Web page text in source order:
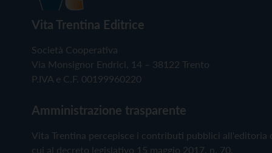
Vita Trentina Editrice
Società Cooperativa
Via Monsignor Endrici, 14 – 38122 Trento
P.IVA e C.F. 00199960220
Amministrazione trasparente
Vita Trentina percepisce i contributi pubblici all'editoria
cui al decreto legislativo 15 maggio 2017, n. 70.